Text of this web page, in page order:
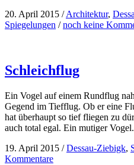
20. April 2015 /Architektur,
Spiegelungen /noch keine
Schleichflug
Ein Vogel auf einem Rundflug
Gegend im Tiefflug. Ob er eine
hat überhaupt so tief fliegen zu
auch total egal. Ein mutiger Vogel.
19. April 2015 /Dessau-Ziebigk,
Kommentare